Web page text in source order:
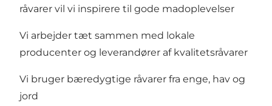
råvarer vil vi inspirere til gode madoplevelser
Vi arbejder tæt sammen med lokale
producenter og leverandører af kvalitetsråvarer
Vi bruger bæredygtige råvarer fra enge, hav og
jord